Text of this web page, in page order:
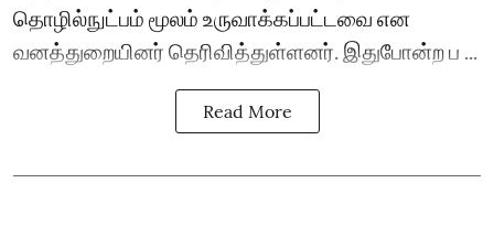
தொழில்நுட்பம் மூலம் உருவாக்கப்பட்டவை என
வனத்துறையினர் தெரிவித்துள்ளனர். இதுபோன்ற ப ...
Read More